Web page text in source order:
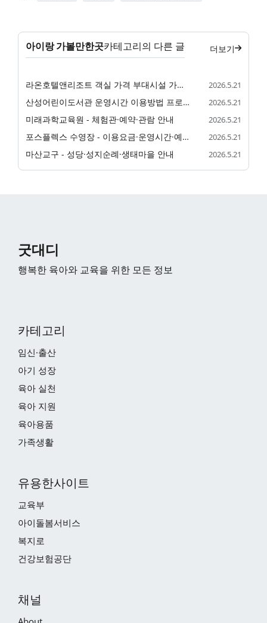
아이랑 가볼만한곳카테고리의 다른 글 더보기
라온호텔앤리조트 객실 가격 부대시설 가족 숙소 정리 2026.5.21
산성어린이도서관 운영시간 이용방법 프로그램 정리 2026.5.21
미래과학교육원 - 체험관·예약·관람 안내 2026.5.21
포스플렉스 수영장 - 이용요금·운영시간·예약 안내 2026.5.21
마산교구 - 성당·성지순례·생태마을 안내 2026.5.21
굿대디
행복한 육아와 교육을 위한 모든 정보
카테고리
임신·출산
아기 성장
육아 실천
육아 지원
육아용품
가족생활
유용한사이트
교육부
아이돌봄서비스
복지로
건강보험공단
채널